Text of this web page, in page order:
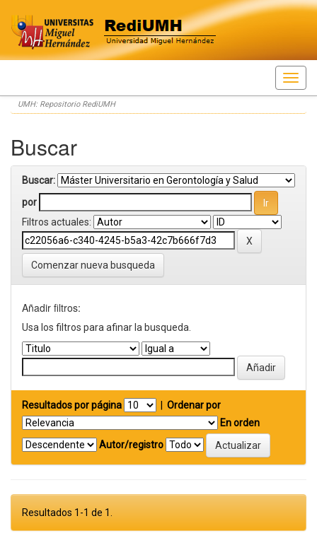
Skip
navigation
UMH: Repositorio RediUMH
Buscar
Buscar:
por
Filtros actuales:
Comenzar nueva busqueda
Añadir filtros:
Usa los filtros para afinar la busqueda.
Resultados por página
Ordenar por
En orden
Autor/registro
Resultados 1-1 de 1.